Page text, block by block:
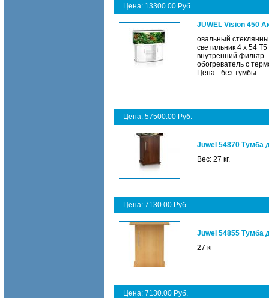
Цена: 13300.00 Руб.
JUWEL Vision 450
овальный
светильник 4 х 54 Т5
внутренний фильтр
обогреватель с
Цена - без тумбы
Цена: 57500.00 Руб.
Juwel 54870 Тумба
Вес: 27 кг.
Цена: 7130.00 Руб.
Juwel 54855 Тумба
27 кг
Цена: 7130.00 Руб.